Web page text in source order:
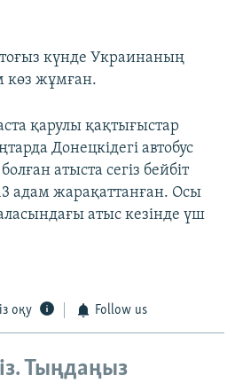
күнде Украинаның
көз жұмған.
қарулы қақтығыстар
Донецкідегі автобус
атыста сегіз бейбіт
адам жарақаттанған. Осы
атыс кезінде үш
оқу Follow us
Тыңдаңыз